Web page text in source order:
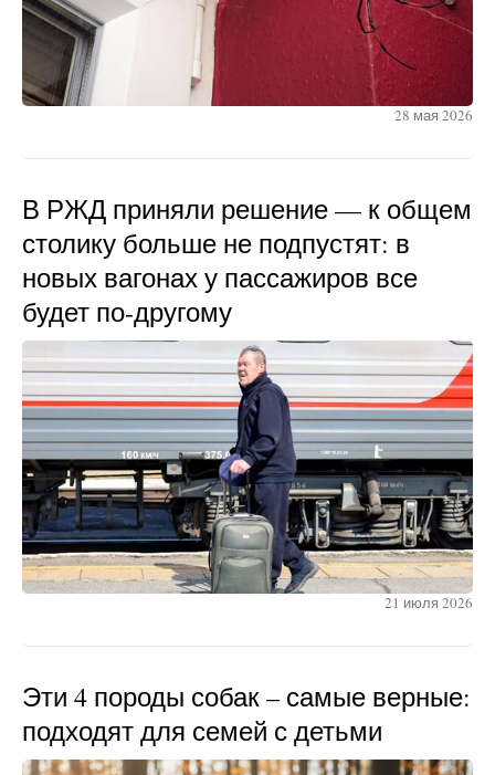
28 мая 2026
В РЖД приняли решение — к общем
столику больше не подпустят: в
новых вагонах у пассажиров все
будет по-другому
21 июля 2026
Эти 4 породы собак – самые верные:
подходят для семей с детьми